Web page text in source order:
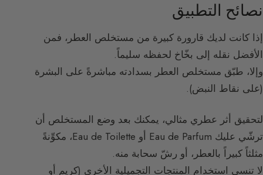
نصائح التطبيق
إذا كانت لديك قارورة كبيرة من مستخلص العطر، فمن
الأفضل نقله إلى بخّاخ لحفظه سليماً.
وإلا، طبّق مستخلص العطر بسدادته مباشرةً على البشرة
(على نقاط النبض).
لتحقيق أثر عطري مثالي، يمكنك بعد وضع المستخلص أن
ترشّي عليك Eau de Parfum أو Eau de Toilette، مكوِّنةً
مثلثاً كبيراً بالعطر، أو رشّ سحابة منه.
لا تنسي استخدام المنتجات التجميلية الأخرى (كريم أو